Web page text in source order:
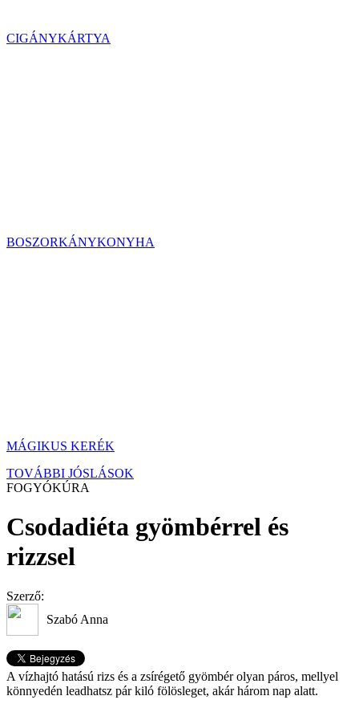
CIGÁNYKÁRTYA
BOSZORKÁNYKONYHA
MÁGIKUS KERÉK
TOVÁBBI JÓSLÁSOK
FOGYÓKÚRA
Csodadiéta gyömbérrel és
rizzsel
Szerző:
Szabó Anna
A vízhajtó hatású rizs és a zsírégető gyömbér olyan páros, mellyel
könnyedén leadhatsz pár kiló fölösleget, akár három nap alatt.